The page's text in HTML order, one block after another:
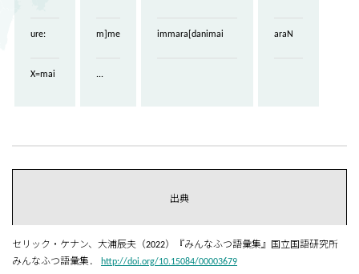
ure:
X=mai
m]me
...
immara[danimai araN
出典
セリック・ケナン、大浦辰夫（2022）『みんなふつ語彙集』国立国語研究所
みんなふつ語彙集．
http://doi.org/10.15084/00003679